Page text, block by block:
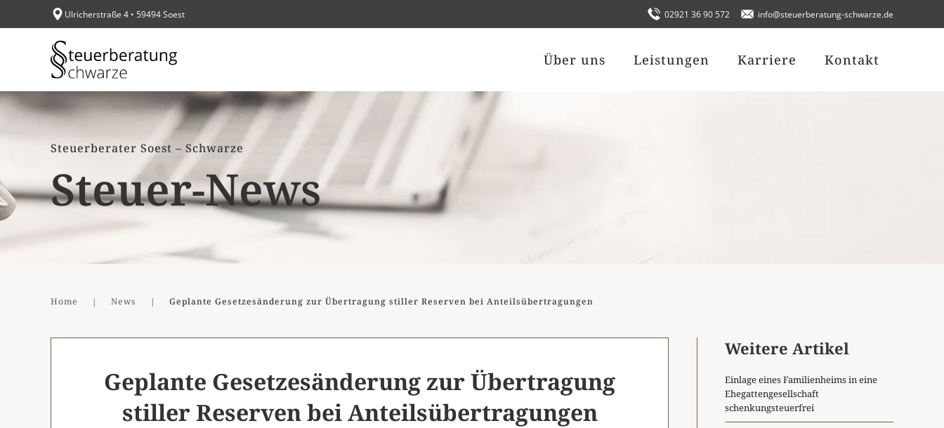
Zum Hauptinhalt springen
Ulricherstraße 4 • 59494 Soest 02921 36 90 572 info@steuerberatung-schwarze.de
Über uns Leistungen Karriere Kontakt
Steuerberater Soest – Schwarze
Steuer-News
Home News Geplante Gesetzesänderung zur Übertragung stiller Reserven bei Anteilsübertragungen
Geplante Gesetzesänderung zur Übertragung
stiller Reserven bei Anteilsübertragungen
Weitere Artikel
Einlage eines Familienheims in eine
Ehegattengesellschaft
schenkungsteuerfrei